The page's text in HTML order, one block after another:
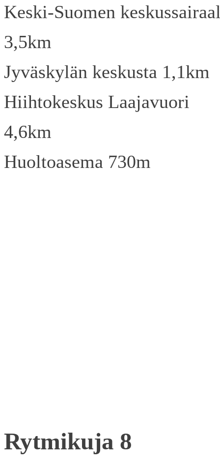
Keski-Suomen
3,5km
Jyväskylän keskusta 1,1km
Hiihtokeskus Laajavuori
4,6km
Huoltoasema 730m
Rytmikuja 8